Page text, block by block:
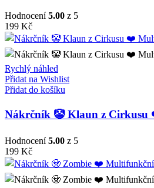
Hodnocení5.00 z 5
199 Kč
Rychlý náhled
Přidat na Wishlist
Přidat do košíku
Nákrčník 🤡 Klaun z
Hodnocení5.00 z 5
199 Kč